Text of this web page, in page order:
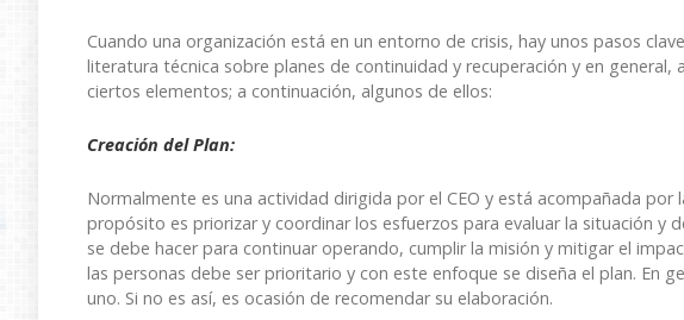
Cuando una organización está en un entorno de crisis, hay unos pasos
literatura técnica sobre planes de continuidad y recuperación y en
ciertos elementos; a continuación, algunos de ellos:
Creación del Plan:
Normalmente es una actividad dirigida por el CEO y está acompañada por
propósito es priorizar y coordinar los esfuerzos para evaluar la situación y
se debe hacer para continuar operando, cumplir la misión y mitigar el
las personas debe ser prioritario y con este enfoque se diseña el plan. En
uno. Si no es así, es ocasión de recomendar su elaboración.